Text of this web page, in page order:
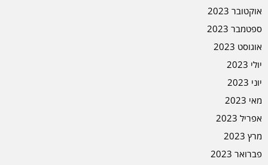
אוקטובר 2023
ספטמבר 2023
אוגוסט 2023
יולי 2023
יוני 2023
מאי 2023
אפריל 2023
מרץ 2023
פברואר 2023